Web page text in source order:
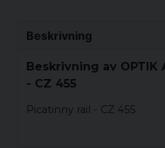
Beskrivning
Beskrivning av OPTIK
- CZ 455
Picatinny rail - CZ 455